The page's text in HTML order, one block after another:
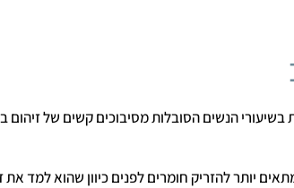
הנשים הסובלות מסיבוכים קשים של זיהום
יותר להזריק חומרים לפנים כיוון שהוא למד את